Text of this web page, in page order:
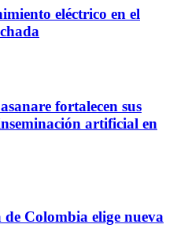
eléctrico en el
fortalecen sus
artificial en
Colombia elige nueva